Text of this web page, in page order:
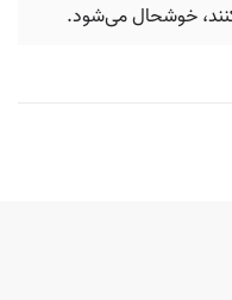
خوشحال می‌شود.